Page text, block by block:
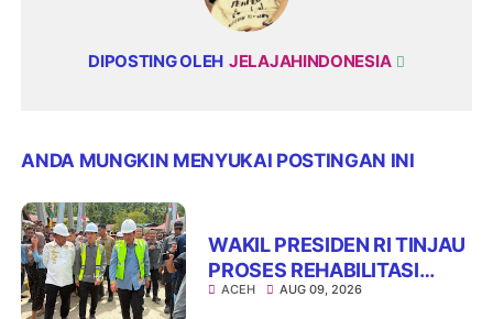
DIPOSTING OLEH JELAJAHINDONESIA
ANDA MUNGKIN MENYUKAI POSTINGAN INI
WAKIL PRESIDEN RI TINJAU
PROSES REHABILITASI
JEMBATAN LUMUT,
ACEH AUG 09, 2026